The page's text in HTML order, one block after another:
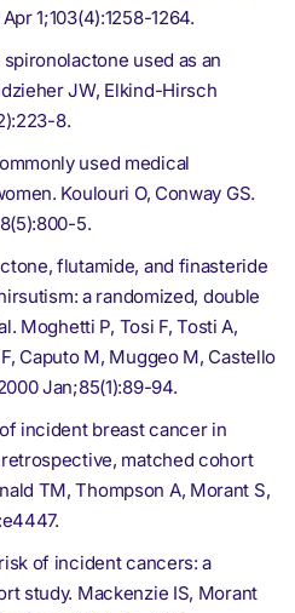
1;103(4):1258-1264.
used as an
JW, Elkind-Hirsch
8.
used medical
Koulouri O, Conway GS.
5.
flutamide, and finasteride
a randomized, double
Moghetti P, Tosi F, Tosti A,
Caputo M, Muggeo M, Castello
Jan;85(1):89-94.
incident breast cancer in
matched cohort
TM, Thompson A, Morant S,
of incident cancers: a
study. Mackenzie IS, Morant